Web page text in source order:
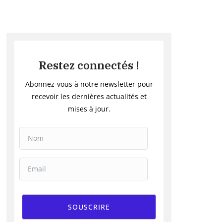
Restez connectés !
Abonnez-vous à notre newsletter pour
recevoir les dernières actualités et
mises à jour.
SOUSCRIRE